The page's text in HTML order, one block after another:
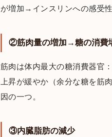
が増加→インスリンへの感受
②筋肉量の増加→糖の消費
筋肉は体内最大の糖消費器官
上昇が緩やか（余分な糖を
因の一つ。
③内臓脂肪の減少